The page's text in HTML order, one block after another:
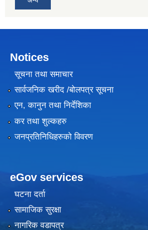
Notices
सूचना तथा समाचार
सार्वजनिक खरीद /बोलपत्र सूचना
एन, कानुन तथा निर्देशिका
कर तथा शुल्कहरु
जनप्रतिनिधिहरुको विवरण
eGov services
घटना दर्ता
सामाजिक सुरक्षा
नागरिक वडापत्र